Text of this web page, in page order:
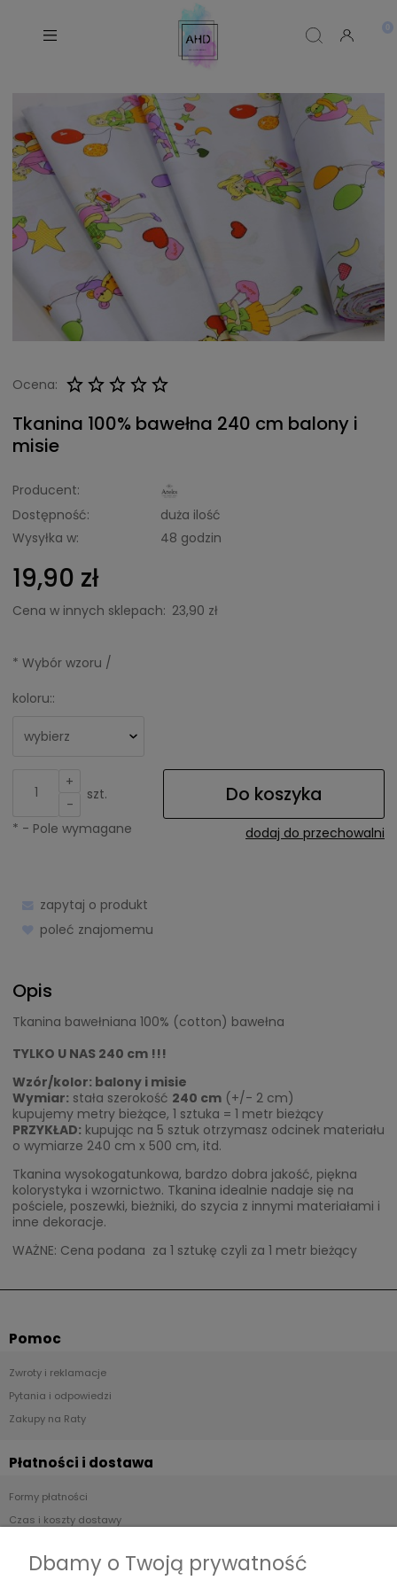
Ocena:
Tkanina 100% bawełna 240 cm balony i
misie
Producent:
Dostępność:
duża ilość
Wysyłka w:
48 godzin
19,90 zł
Cena w innych sklepach: 23,90 zł
* Wybór wzoru /
koloru::
+
-
szt. Do koszyka
dodaj do przechowalni
* - Pole wymagane
zapytaj o produkt
poleć znajomemu
Opis
Tkanina bawełniana 100% (cotton) bawełna
TYLKO U NAS 240 cm !!!
Wzór/kolor: balony i misie
Wymiar: stała szerokość 240 cm (+/- 2 cm)
kupujemy metry bieżące, 1 sztuka = 1 metr bieżący
PRZYKŁAD: kupując na 5 sztuk otrzymasz odcinek materiału
o wymiarze 240 cm x 500 cm, itd.
Tkanina wysokogatunkowa, bardzo dobra jakość, piękna
kolorystyka i wzornictwo. Tkanina idealnie nadaje się na
pościele, poszewki, bieżniki, do szycia z innymi materiałami i
inne dekoracje.
WAŻNE: Cena podana za 1 sztukę czyli za 1 metr bieżący
Pomoc
Zwroty i reklamacje
Pytania i odpowiedzi
Zakupy na Raty
Płatności i dostawa
Formy płatności
Czas i koszty dostawy
Dbamy o Twoją prywatność